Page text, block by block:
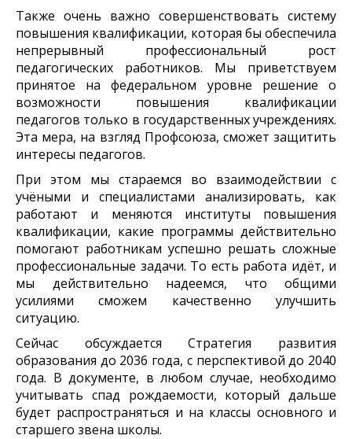
Также очень важно совершенствовать систему
повышения квалификации, которая бы обеспечила
непрерывный профессиональный рост
педагогических работников. Мы приветствуем
принятое на федеральном уровне решение о
возможности повышения квалификации
педагогов только в государственных учреждениях.
Эта мера, на взгляд Профсоюза, сможет защитить
интересы педагогов.
При этом мы стараемся во взаимодействии с
учёными и специалистами анализировать, как
работают и меняются институты повышения
квалификации, какие программы действительно
помогают работникам успешно решать сложные
профессиональные задачи. То есть работа идёт, и
мы действительно надеемся, что общими
усилиями сможем качественно улучшить
ситуацию.
Сейчас обсуждается Стратегия развития
образования до 2036 года, с перспективой до 2040
года. В документе, в любом случае, необходимо
учитывать спад рождаемости, который дальше
будет распространяться и на классы основного и
старшего звена школы.